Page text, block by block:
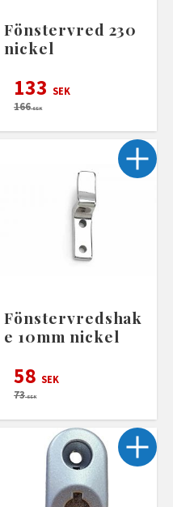
Fönstervred 230
nickel
133 SEK
166SEK
Fönstervredshak
e 10mm nickel
58 SEK
73SEK